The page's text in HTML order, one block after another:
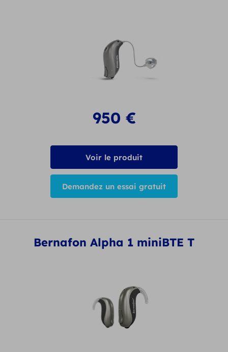
950 €
Voir le produit
Demandez un essai gratuit
Bernafon Alpha 1 miniBTE T